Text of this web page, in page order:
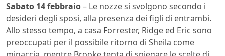
Sabato 14 febbraio– Le nozze si svolgono secondo i
desideri degli sposi, alla presenza dei figli di entrambi.
Allo stesso tempo, a casa Forrester, Ridge ed Eric sono
preoccupati per il possibile ritorno di Sheila come